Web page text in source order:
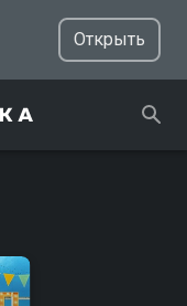
Открыть